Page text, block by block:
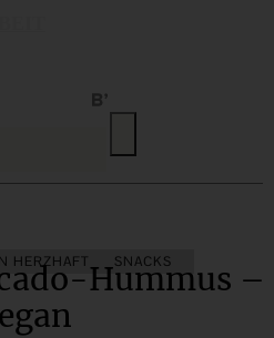
SALATE & SNACKS
HERZHAFT Hummus –